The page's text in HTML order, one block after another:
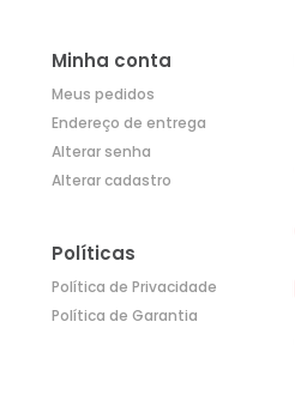
Minha conta
Meus pedidos
Endereço de entrega
Alterar senha
Alterar cadastro
Políticas
Política de Privacidade
Política de Garantia